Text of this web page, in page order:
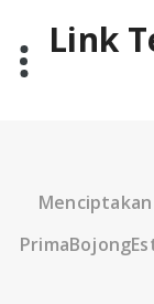
contentLink